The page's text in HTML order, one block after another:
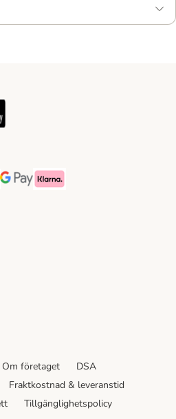
Method
Payment Method
Google Pay Payment Method
Klarna Payment Method
Om företaget
DSA
Fraktkostnad & leveranstid
Tillgänglighetspolicy